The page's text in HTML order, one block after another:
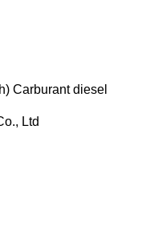
Carburant diesel
Ltd